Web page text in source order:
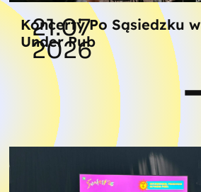
Koncerty Po Sąsiedzku
Under Pub
21.07
2026